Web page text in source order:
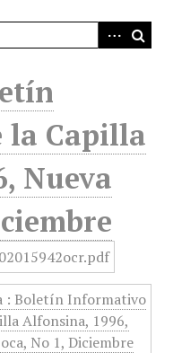
la Capilla
Nueva
: Boletín Informativo
Alfonsina, 1996,
No 1, Diciembre